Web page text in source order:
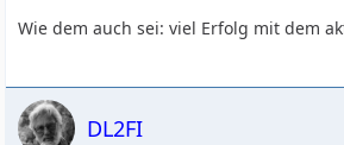
Wie dem auch sei: viel Erfolg mit dem
DL2FI